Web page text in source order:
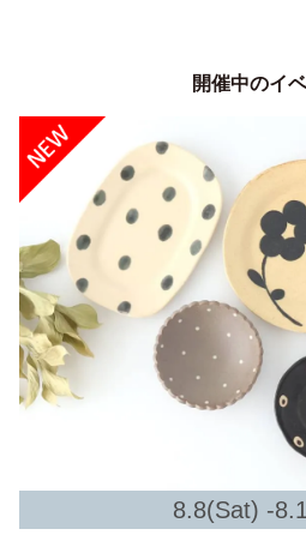
開催中のイ
8.8(Sat) -